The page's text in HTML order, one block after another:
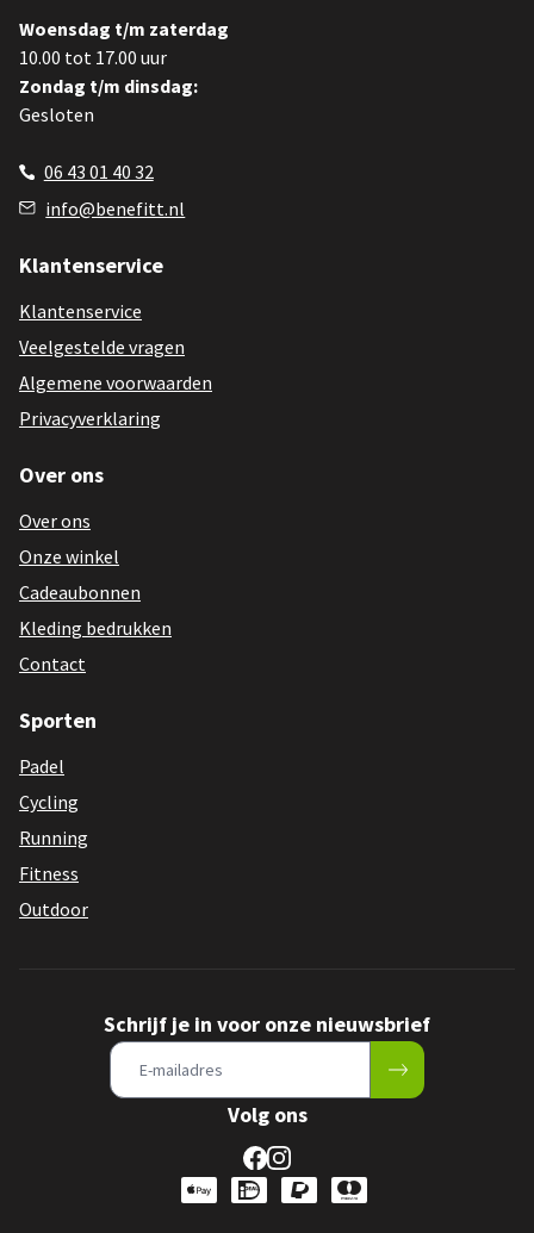
Woensdag t/m zaterdag
10.00 tot 17.00 uur
Zondag t/m dinsdag:
Gesloten
06 43 01 40 32
info@benefitt.nl
Klantenservice
Klantenservice
Veelgestelde vragen
Algemene voorwaarden
Privacyverklaring
Over ons
Over ons
Onze winkel
Cadeaubonnen
Kleding bedrukken
Contact
Sporten
Padel
Cycling
Running
Fitness
Outdoor
Schrijf je in voor onze nieuwsbrief
Volg ons